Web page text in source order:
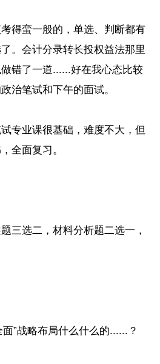
蛮一般的，单选、判断都有
。会计分录转长投权益法那里
错了一道......好在我心态比较
治笔试和下午的面试。
业课很基础，难度不大，但
全面复习。
选二，材料分析题二选一，
”战略布局什么什么的......？